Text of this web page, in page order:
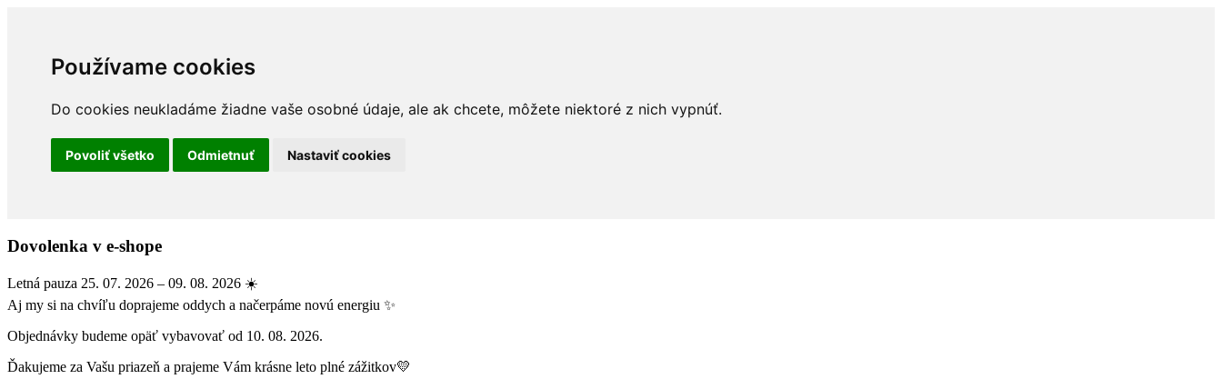
Používame cookies
Do cookies neukladáme žiadne vaše osobné údaje, ale ak chcete, môžete niektoré z nich vypnúť.
Povoliť všetko Odmietnuť Nastaviť cookies
Dovolenka v e-shope
Letná pauza 25. 07. 2026 – 09. 08. 2026 ☀️
Aj my si na chvíľu doprajeme oddych a načerpáme novú energiu ✨
Objednávky budeme opäť vybavovať od 10. 08. 2026.
Ďakujeme za Vašu priazeň a prajeme Vám krásne leto plné zážitkov💛